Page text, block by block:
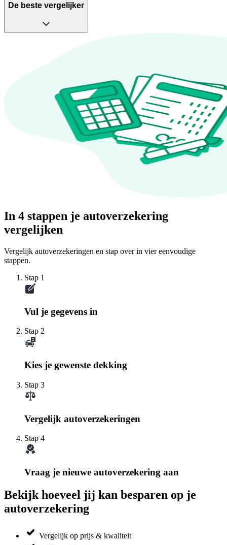
De beste vergelijker
In 4 stappen je autoverzekering
vergelijken
Vergelijk autoverzekeringen en stap over in vier eenvoudige
stappen.
Stap 1
Vul je gegevens in
Stap 2
Kies je gewenste dekking
Stap 3
Vergelijk autoverzekeringen
Stap 4
Vraag je nieuwe autoverzekering aan
Bekijk hoeveel jij kan besparen op je
autoverzekering
Vergelijk op prijs & kwaliteit